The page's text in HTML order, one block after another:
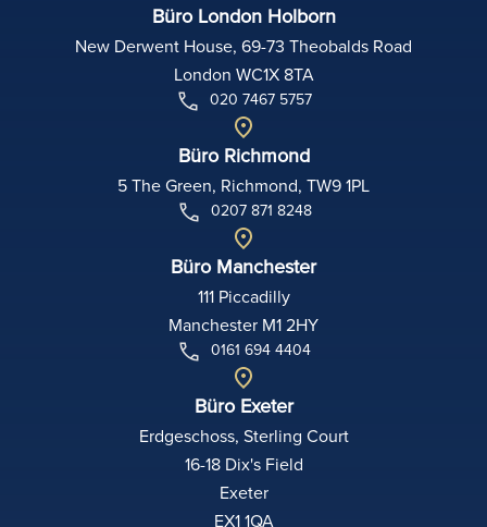
Büro London Holborn
New Derwent House, 69-73 Theobalds Road
London WC1X 8TA
020 7467 5757
Büro Richmond
5 The Green, Richmond, TW9 1PL
0207 871 8248
Büro Manchester
111 Piccadilly
Manchester M1 2HY
0161 694 4404
Büro Exeter
Erdgeschoss, Sterling Court
16-18 Dix's Field
Exeter
EX1 1QA